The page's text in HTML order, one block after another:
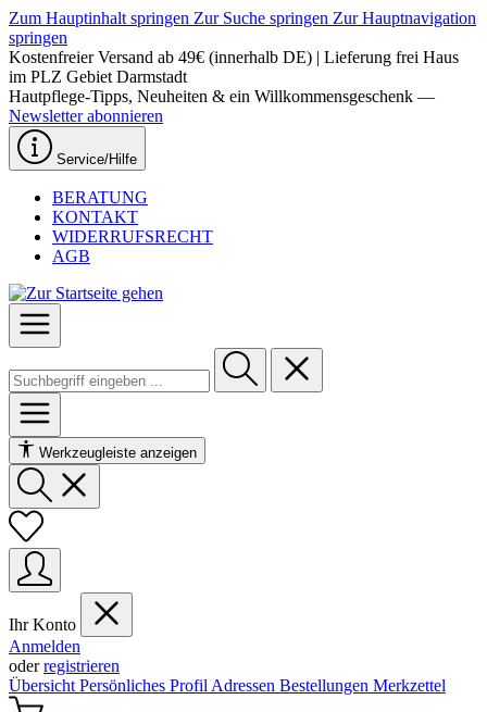
Zum Hauptinhalt springen Zur Suche springen Zur Hauptnavigation
springen
Kostenfreier Versand ab 49€ (innerhalb DE) | Lieferung frei Haus
im PLZ Gebiet Darmstadt
Hautpflege-Tipps, Neuheiten & ein Willkommensgeschenk —
Newsletter abonnieren
Service/Hilfe
BERATUNG
KONTAKT
WIDERRUFSRECHT
AGB
Werkzeugleiste anzeigen
Ihr Konto
Anmelden
oderregistrieren
Übersicht Persönliches Profil Adressen Bestellungen Merkzettel